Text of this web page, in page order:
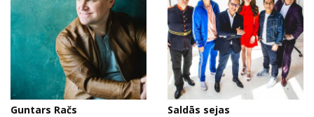
Guntars Račs Saldās sejas